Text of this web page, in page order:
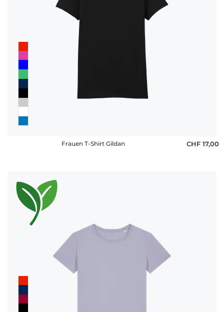
Frauen T-Shirt Gildan CHF 17,00